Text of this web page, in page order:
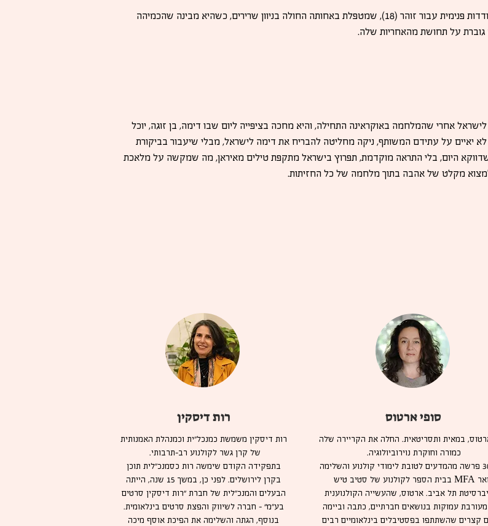
ביקור בקניון הופך לרגע של התמודדות פנימית עבור זוהר (18), שמטפלת באחותה החולה בניוון שרירים, כשהיא מבינה שהכמיהה
גוברת על תחושת מהאחריות שלה.
לישראל אחרי שהמלחמה באוקראינה התחילה, והיא מחכה בציפייה ליום שבו דימה, בן זוגה, יוכל
יאיים על עתידם המשותף, ניקה מחליטה להבריח את דימה לישראל, מבלי שיעבור בביקורת
היום, בלי התראה מוקדמת, תפרוץ בישראל מתקפת טילים מאיראן, מה שמקשה על מלאכת
מקלט של אהבה בתוך מלחמה של כל החזיתות.
רות דיסקין
רות דיסקין משמשת כמנכל"ית וכמנהלת האמנותית
של קרן גשר לקולנוע רב-תרבותי.
בתפקידה הקודם שימשה רות כסמנכ"לית תוכן
בקרן לירושלים. לפני כן, במשך 15 שנה, הייתה
הבעלים והמנכ"לית של חברת ״רות דיסקין סרטים
בע"מ״ – חברה לשיווק והפצת סרטים בינלאומית.
בנוסף, הגתה והשלימה את הפיכת אוסף מיכה
סופי ארטוס
במאית ותסריטאית. החלה את הקריירה שלה
כמורה וחוקרת נוירוביולוגיה.
בגיל 30 פרשה מהמדעים לטובת לימודי קולנוע והשלימה
תואר MFA בבית הספר לקולנוע של סטיב טיש
תל אביב. ארטוס, שהעשייה הקולנוענית
עמוקות בנושאים חברתיים, כתבה וביימה
קצרים שהשתתפו בפסטיבלים בינלאומיים רבים